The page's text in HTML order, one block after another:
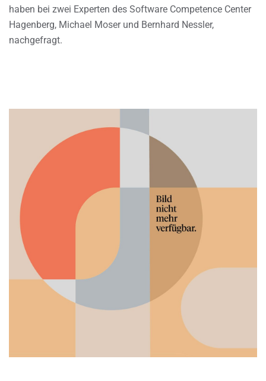
haben bei zwei Experten des Software Competence Center
Hagenberg, Michael Moser und Bernhard Nessler,
nachgefragt.